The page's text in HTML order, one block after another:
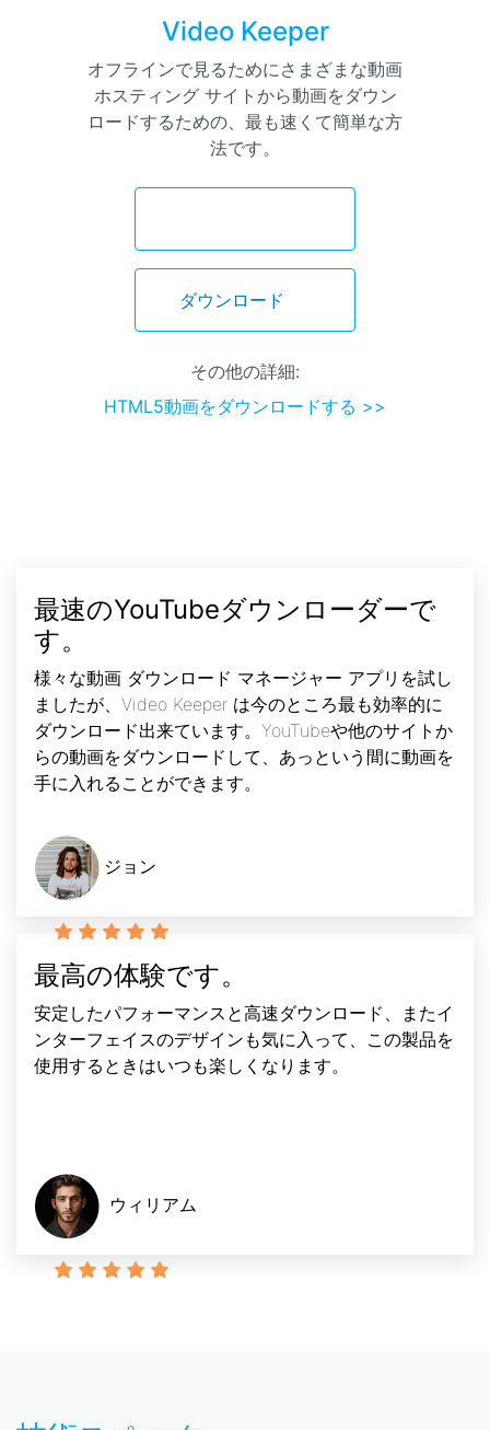
Video Keeper
オフラインで見るためにさまざまな動画
ホスティング サイトから動画をダウン
ロードするための、最も速くて簡単な方
法です。
ダウンロード
その他の詳細:
HTML5動画をダウンロードする >>
最速のYouTubeダウンローダーで
す。
様々な動画 ダウンロード マネージャー アプリを試し
ましたが、Video Keeper は今のところ最も効率的に
ダウンロード出来ています。YouTubeや他のサイトか
らの動画をダウンロードして、あっという間に動画を
手に入れることができます。
ジョン
最高の体験です。
安定したパフォーマンスと高速ダウンロード、またイ
ンターフェイスのデザインも気に入って、この製品を
使用するときはいつも楽しくなります。
ウィリアム